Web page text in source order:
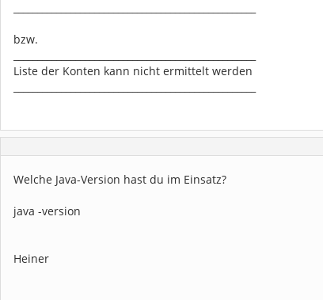
bzw.
Liste der Konten kann nicht ermittelt werden
Welche Java-Version hast du im Einsatz?
java -version
Heiner